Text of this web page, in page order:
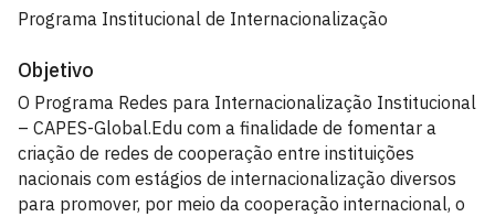
Programa Institucional de Internacionalização
Objetivo
O Programa Redes para Internacionalização Institucional
– CAPES-Global.Edu com a finalidade de fomentar a
criação de redes de cooperação entre instituições
nacionais com estágios de internacionalização diversos
para promover, por meio da cooperação internacional, o